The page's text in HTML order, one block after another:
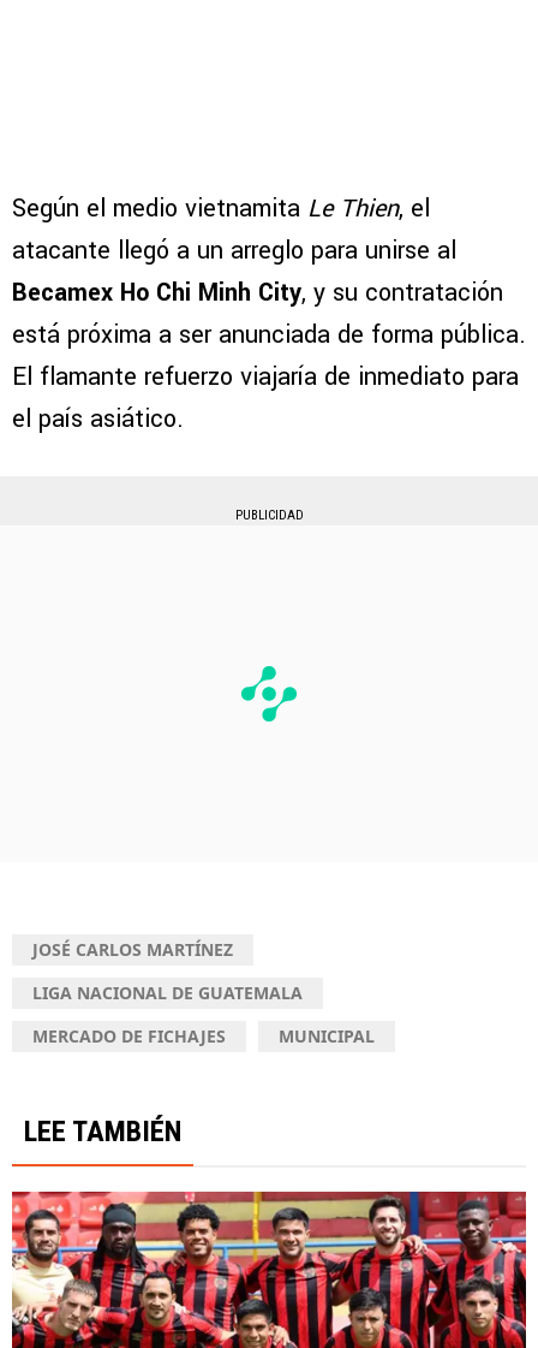
Según el medio vietnamita Le Thien, el
atacante llegó a un arreglo para unirse al
Becamex Ho Chi Minh City, y su contratación
está próxima a ser anunciada de forma pública.
El flamante refuerzo viajaría de inmediato para
el país asiático.
PUBLICIDAD
JOSÉ CARLOS MARTÍNEZ
LIGA NACIONAL DE GUATEMALA
MERCADO DE FICHAJES
MUNICIPAL
LEE TAMBIÉN